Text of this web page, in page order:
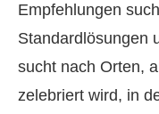
Empfehlungen
Standardlösungen
sucht nach Orten,
zelebriert wird, in